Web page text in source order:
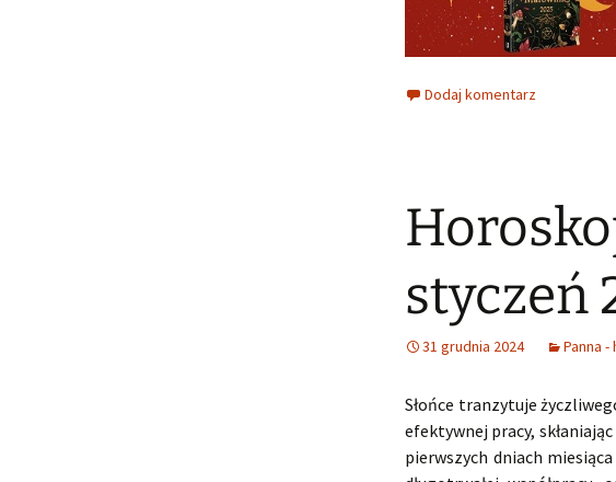
Dodaj komentarz
styczeń
31 grudnia 2024 Panna
Słońce tranzytuje
efektywnej pracy,
pierwszych dniach